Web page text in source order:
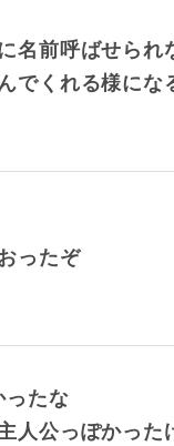
名前呼ばせら
でくれる様にな
ったぞ
ったな
人公っぽかった